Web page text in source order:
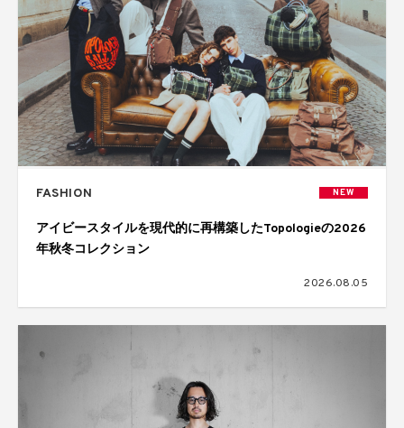
FASHION NEW
アイビースタイルを現代的に再構築したTopologieの2026
年秋冬コレクション
2026.08.05